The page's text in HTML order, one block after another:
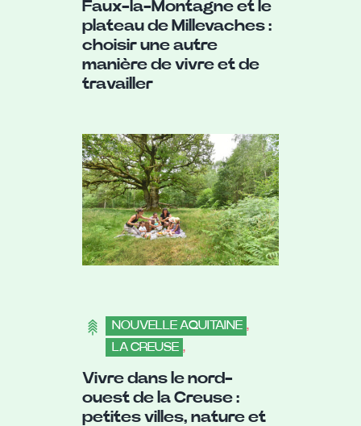
Faux-la-Montagne et le
plateau de Millevaches :
choisir une autre
manière de vivre et de
travailler
NOUVELLE AQUITAINE ,
LA CREUSE ,
DÉCOUVRIR LES VILLES
Vivre dans le nord-
ouest de la Creuse :
petites villes, nature et